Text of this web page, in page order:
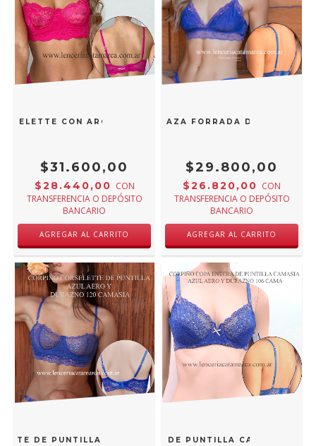
CON ARO DE PUNTILLA FUCSIA 120 JASP
$31.600,00
$28.440,00 CON
TRANSFERENCIA O DEPÓSITO
BANCARIO
AGREGAR AL CARRITO
TRIANGULO CON COLETA Y TAZA FORRADA DE
$29.800,00
$26.820,00 CON
TRANSFERENCIA O DEPÓSITO
BANCARIO
AGREGAR AL CARRITO
DE PUNTILLA AZUL AERO Y DURAZNO 120 CAMASIA
CORPIÑO COPA ENTERA DE PUNTILLA CAMASIA